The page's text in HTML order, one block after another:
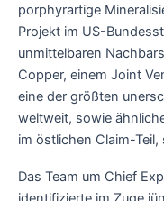
porphyrartige
Projekt im US-
unmittelbaren
Copper, einem Joint
eine der größten
weltweit, sowie
im östlichen Claim-
Das Team um Chief